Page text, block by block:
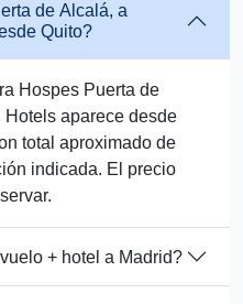
de Alcalá, a
Quito?
Hospes Puerta de
aparece desde
total aproximado de
indicada. El precio
+ hotel a Madrid?